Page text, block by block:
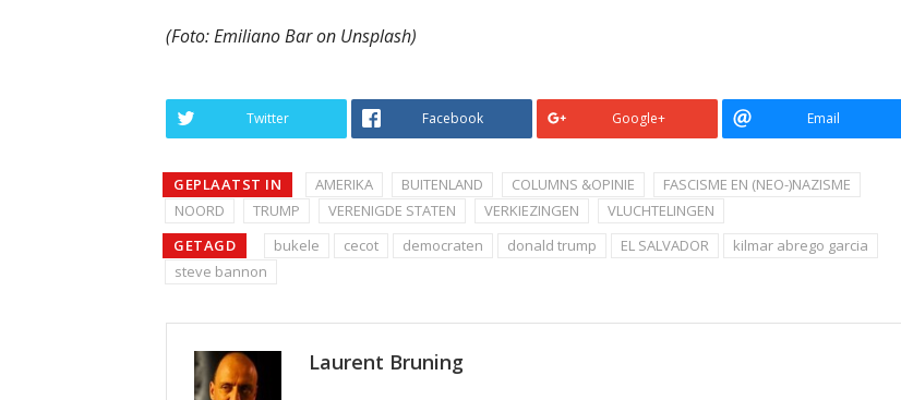
(Foto: Emiliano Bar on Unsplash)
Twitter Facebook Google+ Email
GEPLAATST IN AMERIKA BUITENLAND COLUMNS &OPINIE
FASCISME EN (NEO-)NAZISME
NOORD
TRUMP VERENIGDE STATEN VERKIEZINGEN
VLUCHTELINGEN
GETAGD
bukele cecot democraten donald trump EL SALVADOR
kilmar abrego garcia
steve bannon
Laurent Bruning